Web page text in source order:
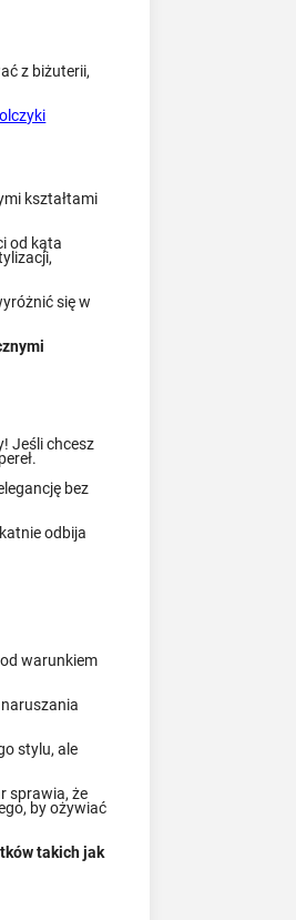
z biżuterii,
kształtami
od kąta
się w
Jeśli chcesz
bez
odbija
warunkiem
stylu, ale
sprawia, że
by ożywiać
takich jak